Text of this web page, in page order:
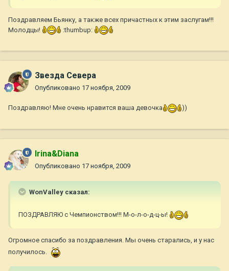
Поздравляем Бьянку, а также всех причастных к этим заслугам!!!
Молодцы!
:thumbup:
Звезда Севера
Опубликовано 17 ноября, 2009
Поздравляю! Мне очень нравится ваша девочка ))
Irina&Diana
Опубликовано 17 ноября, 2009
WonValley сказал:
ПОЗДРАВЛЯЮ с Чемпионством!!! М-о-л-о-д-ц-ы!
Огромное спасибо за поздравления. Мы очень старались, и у нас
получилось.